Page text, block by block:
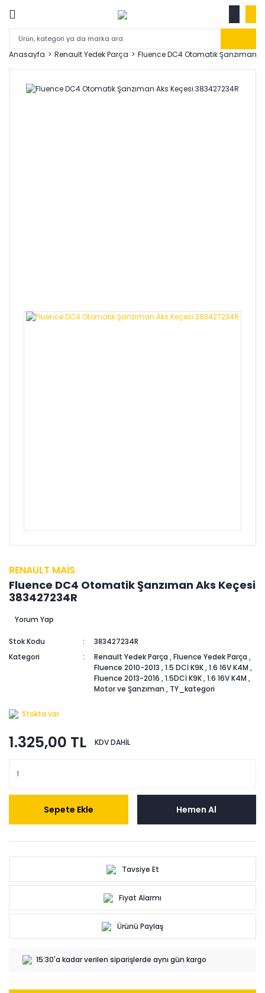
Anasayfa Renault Yedek Parça Fluence DC4 Otomatik Şanzıman
RENAULT MAİS
Fluence DC4 Otomatik Şanzıman Aks Keçesi
383427234R
Yorum Yap
Stok Kodu
383427234R
Kategori
Renault Yedek Parça ,Fluence Yedek Parça ,
Fluence 2010-2013 ,1.5 DCİ K9K,1.6 16V K4M ,
Fluence 2013-2016 ,1.5DCİ K9K,1.6 16V K4M ,
Motor ve Şanzıman , TY_kategori
Stokta var
1.325,00 TL KDV DAHİL
Sepete Ekle Hemen Al
Tavsiye Et
Fiyat Alarmı
Ürünü Paylaş
15:30'a kadar verilen siparişlerde aynı gün kargo